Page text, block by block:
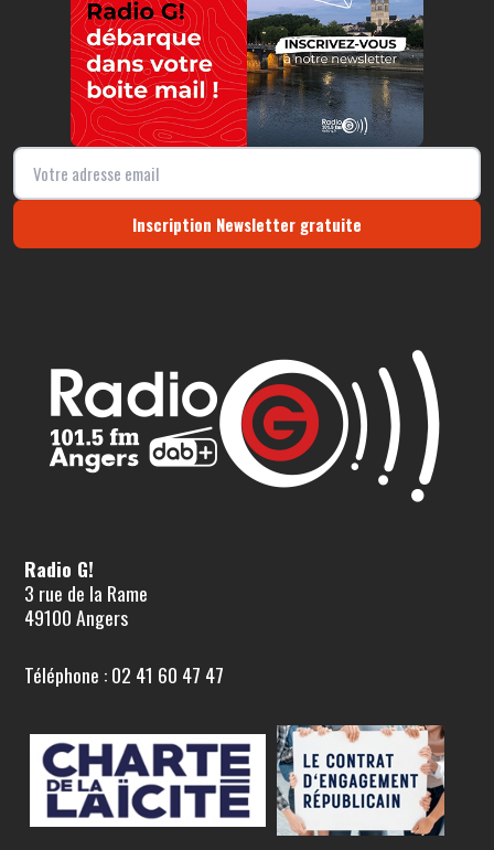
Inscription Newsletter gratuite
Radio G!
3 rue de la Rame
49100 Angers
Téléphone : 02 41 60 47 47